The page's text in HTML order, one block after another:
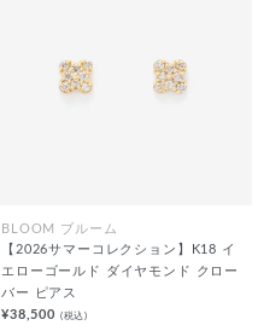
BLOOM ブルーム
【2026サマーコレクション】K18 イ
エローゴールド ダイヤモンド クロー
バー ピアス
¥38,500 (税込)